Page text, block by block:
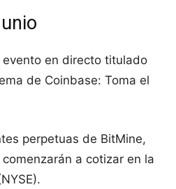
en directo titulado
de Coinbase: Toma el
perpetuas de BitMine,
a cotizar en la